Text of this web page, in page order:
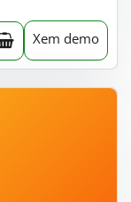
Xem demo